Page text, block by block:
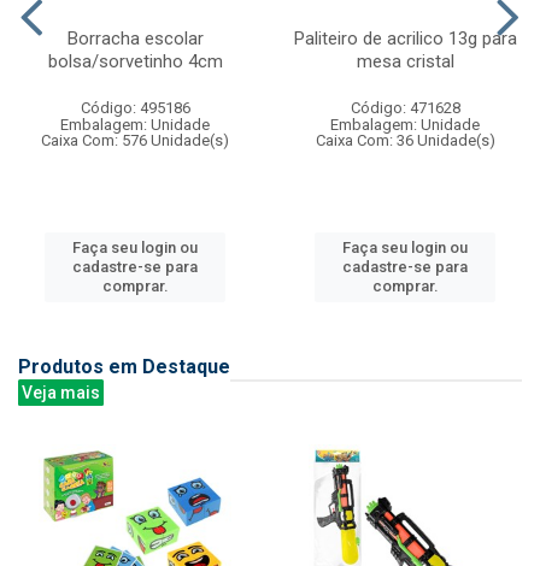
Borracha escolar
bolsa/sorvetinho 4cm
Código: 495186
Embalagem: Unidade
Caixa Com: 576 Unidade(s)
Faça seu login ou
cadastre-se para
comprar.
Paliteiro de acrilico 13g para
mesa cristal
Código: 471628
Embalagem: Unidade
Caixa Com: 36 Unidade(s)
Faça seu login ou
cadastre-se para
comprar.
Produtos em Destaque
Veja mais